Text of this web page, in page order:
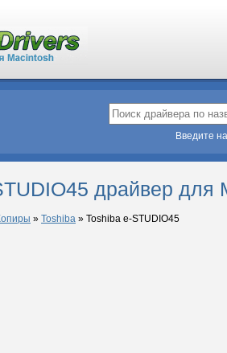
Введите
драйвер для
» Toshiba » Toshiba e-STUDIO45